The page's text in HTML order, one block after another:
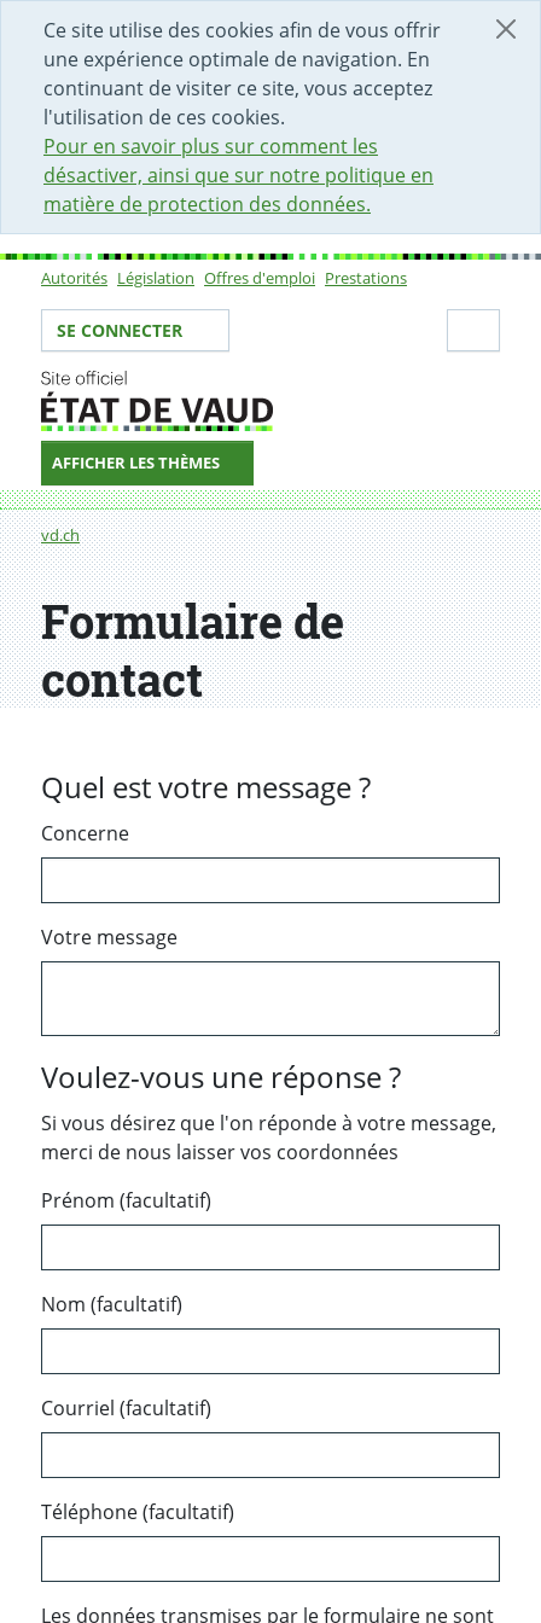
Ce site utilise des cookies afin de vous offrir
une expérience optimale de navigation. En
continuant de visiter ce site, vous acceptez
l'utilisation de ces cookies.
Pour en savoir plus sur comment les
désactiver, ainsi que sur notre politique en
matière de protection des données.
DÉBUT DU CONTENU DE LA PAGE
ACCÈS AU CHAMP DE RECHERCHE
PAGE D'ACCUEIL
FORMULAIRE DE CONTACT
Sous-navigation
Autorités Législation Offres d'emploi Prestations
Votre identité
SE CONNECTER
AFFICHER LES THÈMES
Fil d'Ariane
vd.ch
Formulaire de contact
Formulaire de
contact
Quel est votre message ?
Concerne
Votre message
Voulez-vous une réponse ?
Si vous désirez que l'on réponde à votre message,
merci de nous laisser vos coordonnées
Prénom (facultatif)
Nom (facultatif)
Courriel (facultatif)
Téléphone (facultatif)
Les données transmises par le formulaire ne sont